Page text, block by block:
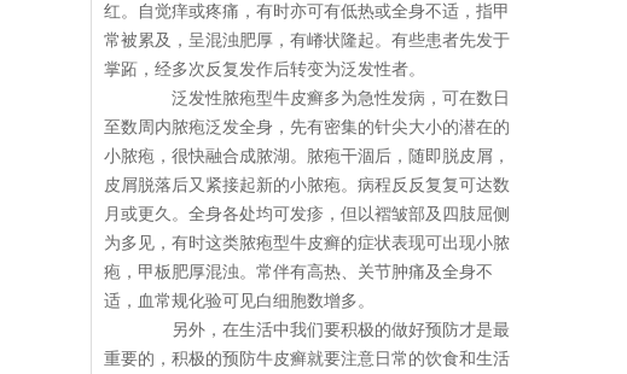
红。自觉痒或疼痛，有时亦可有低热或全身不适，指甲
常被累及，呈混浊肥厚，有嵴状隆起。有些患者先发于
掌跖，经多次反复发作后转变为泛发性者。
泛发性脓疱型牛皮癣多为急性发病，可在数日
至数周内脓疱泛发全身，先有密集的针尖大小的潜在的
小脓疱，很快融合成脓湖。脓疱干涸后，随即脱皮屑，
皮屑脱落后又紧接起新的小脓疱。病程反反复复可达数
月或更久。全身各处均可发疹，但以褶皱部及四肢屈侧
为多见，有时这类脓疱型牛皮癣的症状表现可出现小脓
疱，甲板肥厚混浊。常伴有高热、关节肿痛及全身不
适，血常规化验可见白细胞数增多。
另外，在生活中我们要积极的做好预防才是最
重要的，积极的预防牛皮癣就要注意日常的饮食和生活